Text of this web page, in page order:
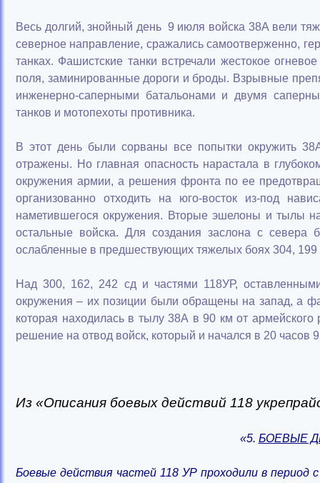
Весь долгий, знойный день 9 июля войска 38А вели
северное направление, сражались самоотверженно,
танках. Фашистские танки встречали жестокое
поля, заминированные дороги и броды. Взрывные
инженерно-саперными батальонами и двумя
танков и мотопехоты противника.
В этот день были сорваны все попытки окружить
отражены. Но главная опасность нарастала в
окружения армии, а решения фронта по ее
организованно отходить на юго-восток из-под
наметившегося окружения. Вторые эшелоны и тылы
остальные войска. Для создания заслона с
ослабленные в предшествующих тяжелых боях 304, 199
Над 300, 162, 242 сд и частями 118УР,
окружения – их позиции были обращены на запад, а
которая находилась в тылу 38А в 90 км от
решение на отвод войск, который и начался в 20 часов
Из «Описания боевых действий 118
«5. БОЕВЫЕ
Боевые действия частей 118 УР проходили в